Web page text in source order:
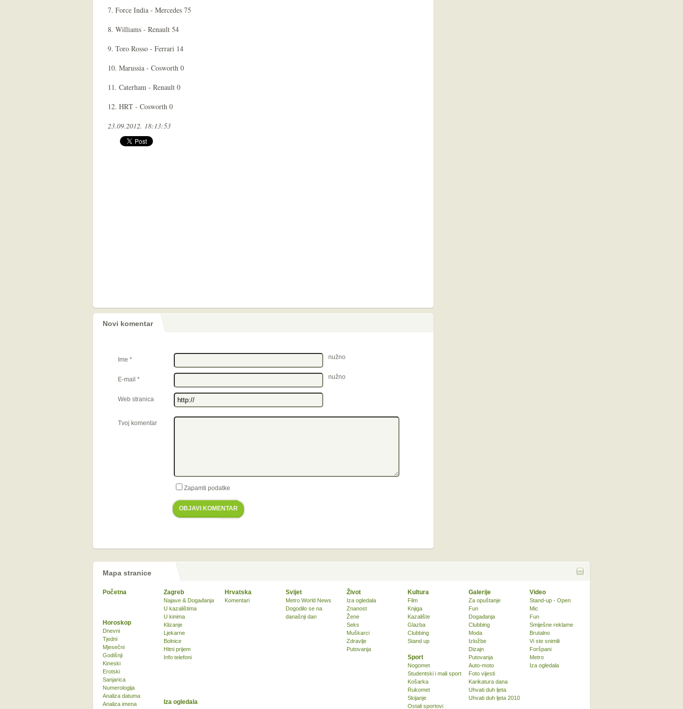
7. Force India - Mercedes 75
8. Williams - Renault 54
9. Toro Rosso - Ferrari 14
10. Marussia - Cosworth 0
11. Caterham - Renault 0
12. HRT - Cosworth 0
23.09.2012. 18:13:53
Novi komentar
Ime * nužno
E-mail * nužno
Web stranica
Tvoj komentar
Zapamti podatke
OBJAVI KOMENTAR
Mapa stranice
Početna Zagreb
Najave & Događanja
U kazalištima
U kinima
Klizanje
Ljekarne
Bolnice
Hitni prijem
Info telefoni
Hrvatska
Komentari
Svijet
Metro World News
Dogodilo se na
današnji dan
Život
Iza ogledala
Znanost
Žene
Seks
Muškarci
Zdravlje
Putovanja
Kultura
Film
Knjiga
Kazalište
Glazba
Clubbing
Stand up
Sport
Nogomet
Studentski i mali sport
Košarka
Rukomet
Skijanje
Ostali sportovi
Horoskop
Dnevni
Tjedni
Mjesečni
Godišnji
Kineski
Erotski
Sanjarica
Numerologija
Analiza datuma
Analiza imena
Iza ogledala
Galerije
Za opuštanje
Fun
Događanja
Clubbing
Moda
Izložbe
Dizajn
Putovanja
Auto-moto
Foto vijesti
Karikatura dana
Uhvati duh ljeta
Uhvati duh ljeta 2010
Video
Stand-up - Open
Mic
Fun
Smiješne reklame
Brutalno
Vi ste snimili
Foršpani
Metro
Iza ogledala